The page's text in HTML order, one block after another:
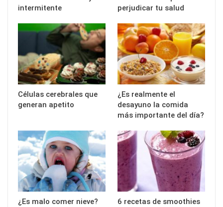
intermitente
perjudicar tu salud
Células cerebrales que
generan apetito
¿Es realmente el
desayuno la comida
más importante del día?
¿Es malo comer nieve?
6 recetas de smoothies